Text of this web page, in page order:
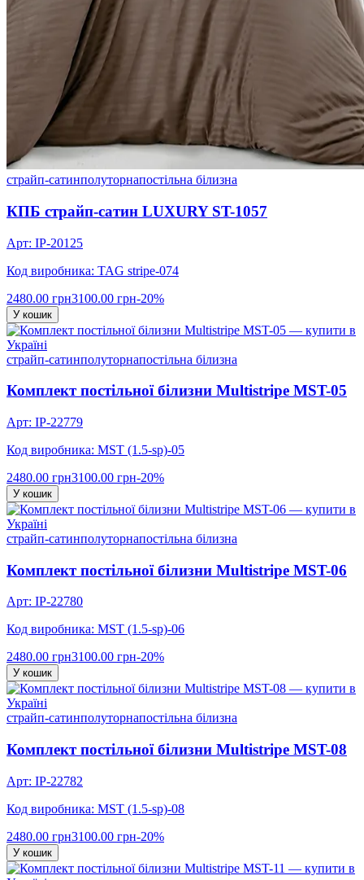
страйп-сатинполуторнапостільна білизна
КПБ страйп-сатин LUXURY ST-1057
Арт: IP-20125
Код виробника: TAG stripe-074
2480.00 грн3100.00 грн-20%
У кошик
страйп-сатинполуторнапостільна білизна
Комплект постільної білизни Multistripe MST-05
Арт: IP-22779
Код виробника: MST (1.5-sp)-05
2480.00 грн3100.00 грн-20%
У кошик
страйп-сатинполуторнапостільна білизна
Комплект постільної білизни Multistripe MST-06
Арт: IP-22780
Код виробника: MST (1.5-sp)-06
2480.00 грн3100.00 грн-20%
У кошик
страйп-сатинполуторнапостільна білизна
Комплект постільної білизни Multistripe MST-08
Арт: IP-22782
Код виробника: MST (1.5-sp)-08
2480.00 грн3100.00 грн-20%
У кошик